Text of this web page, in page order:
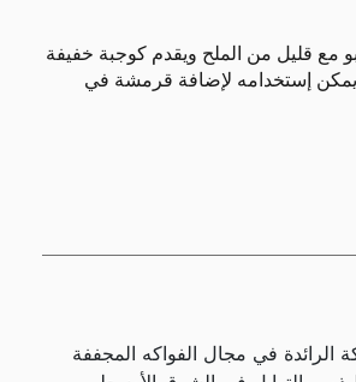
مع قليل من الملح ويقدم كوجبة خفيفة
إستخدامه لإضافة قرمشة في
الرائدة في مجال الفواكه المجففة